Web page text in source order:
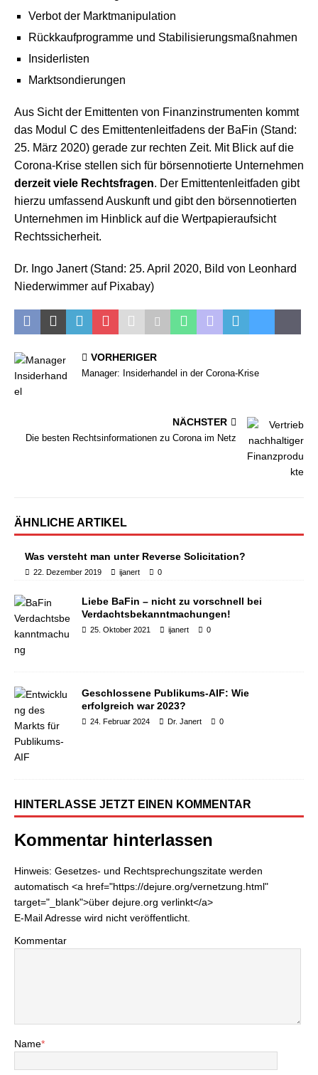
Verbot der Marktmanipulation
Rückkaufprogramme und Stabilisierungsmaßnahmen
Insiderlisten
Marktsondierungen
Aus Sicht der Emittenten von Finanzinstrumenten kommt
das Modul C des Emittentenleitfadens der BaFin (Stand:
25. März 2020) gerade zur rechten Zeit. Mit Blick auf die
Corona-Krise stellen sich für börsennotierte Unternehmen
derzeit viele Rechtsfragen. Der Emittentenleitfaden gibt
hierzu umfassend Auskunft und gibt den börsennotierten
Unternehmen im Hinblick auf die Wertpapieraufsicht
Rechtssicherheit.
Dr. Ingo Janert (Stand: 25. April 2020, Bild von Leonhard
Niederwimmer auf Pixabay)
VORHERIGER
Manager: Insiderhandel in der Corona-Krise
NÄCHSTER
Die besten Rechtsinformationen zu Corona im Netz
ÄHNLICHE ARTIKEL
Was versteht man unter Reverse Solicitation?
22. Dezember 2019 ijanert 0
Liebe BaFin – nicht zu vorschnell bei
Verdachtsbekanntmachungen!
25. Oktober 2021 ijanert 0
Geschlossene Publikums-AIF: Wie
erfolgreich war 2023?
24. Februar 2024 Dr. Janert 0
HINTERLASSE JETZT EINEN KOMMENTAR
Kommentar hinterlassen
Hinweis: Gesetzes- und Rechtsprechungszitate werden
automatisch <a href="https://dejure.org/vernetzung.html"
target="_blank">über dejure.org verlinkt</a>
E-Mail Adresse wird nicht veröffentlicht.
Kommentar
Name*